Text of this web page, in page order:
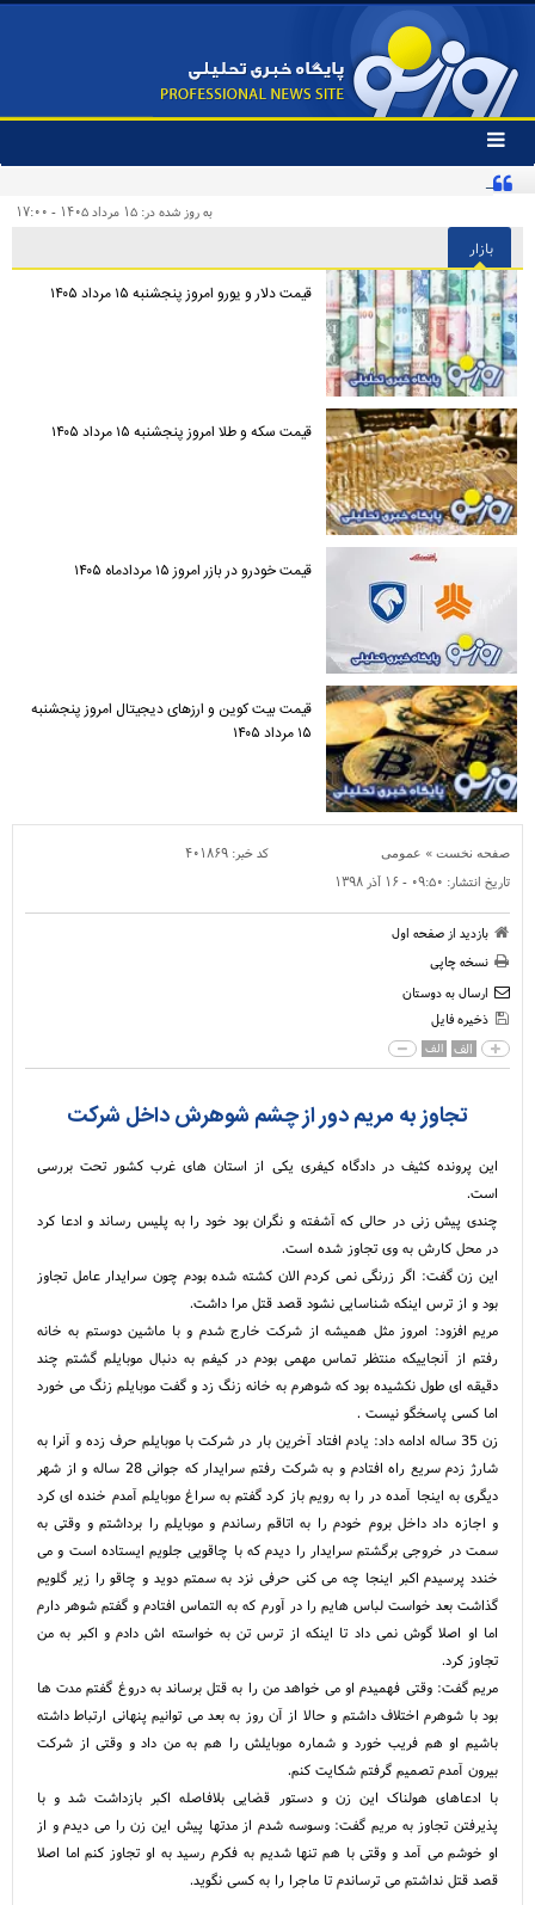
تغییر
وضعیت
منوی
ها
به روز شده در: ۱۵ مرداد ۱۴۰۵ - ۱۷:۰۰
بازار
قیمت دلار و یورو امروز پنجشنبه ۱۵ مرداد ۱۴۰۵
قیمت سکه و طلا امروز پنجشنبه ۱۵ مرداد ۱۴۰۵
قیمت خودرو در بازر امروز ۱۵ مردادماه ۱۴۰۵
قیمت بیت کوین و ارز‌های دیجیتال امروز پنجشنبه
۱۵ مرداد ۱۴۰۵
صفحه نخست » عمومی کد خبر: ۴۰۱۸۶۹
تاریخ انتشار: ۰۹:۵۰ - ۱۶ آذر ۱۳۹۸
بازدید از صفحه اول
نسخه چاپی
ارسال به دوستان
ذخیره فایل
الف الف
تجاوز به مریم دور از چشم شوهرش داخل شرکت
این پرونده کثیف در دادگاه کیفری یکی از استان های غرب کشور تحت بررسی
است.
چندی پیش زنی در حالی که آشفته و نگران بود خود را به پلیس رساند و ادعا کرد
در محل کارش به وی تجاوز شده است.
این زن گفت: اگر زرنگی نمی کردم الان کشته شده بودم چون سرایدار عامل تجاوز
بود و از ترس اینکه شناسایی نشود قصد قتل مرا داشت.
مریم افزود: امروز مثل همیشه از شرکت خارج شدم و با ماشین دوستم به خانه
رفتم از آنجاییکه منتظر تماس مهمی بودم در کیفم به دنبال موبایلم گشتم چند
دقیقه ای طول نکشیده بود که شوهرم به خانه زنگ زد و گفت موبایلم زنگ می خورد
اما کسی پاسخگو نیست .
زن 35 ساله ادامه داد: یادم افتاد آخرین بار در شرکت با موبایلم حرف زده و آنرا به
شارژ زدم سریع راه افتادم و به شرکت رفتم سرایدار که جوانی 28 ساله و از شهر
دیگری به اینجا آمده در را به رویم باز کرد گفتم به سراغ موبایلم آمدم خنده ای کرد
و اجازه داد داخل بروم خودم را به اتاقم رساندم و موبایلم را برداشتم و وقتی به
سمت در خروجی برگشتم سرایدار را دیدم که با چاقویی جلویم ایستاده است و می
خندد پرسیدم اکبر اینجا چه می کنی حرفی نزد به سمتم دوید و چاقو را زیر گلویم
گذاشت بعد خواست لباس هایم را در آورم که به التماس افتادم و گفتم شوهر دارم
اما او اصلا گوش نمی داد تا اینکه از ترس تن به خواسته اش دادم و اکبر به من
تجاوز کرد.
مریم گفت: وقتی فهمیدم او می خواهد من را به قتل برساند به دروغ گفتم مدت ها
بود با شوهرم اختلاف داشتم و حالا از آن روز به بعد می توانیم پنهانی ارتباط داشته
باشیم او هم فریب خورد و شماره موبایلش را هم به من داد و وقتی از شرکت
بیرون آمدم تصمیم گرفتم شکایت کنم.
با ادعاهای هولناک این زن و دستور قضایی بلافاصله اکبر بازداشت شد و با
پذیرفتن تجاوز به مریم گفت: وسوسه شدم از مدتها پیش این زن را می دیدم و از
او خوشم می آمد و وقتی با هم تنها شدیم به فکرم رسید به او تجاوز کنم اما اصلا
قصد قتل نداشتم می ترساندم تا ماجرا را به کسی نگوید.